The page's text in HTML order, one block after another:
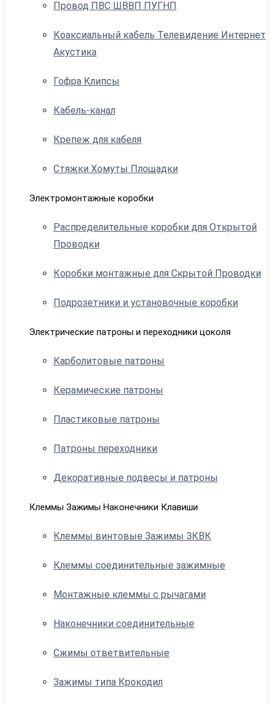
Провод ПВС ШВВП ПУГНП
Коаксиальный кабель Телевидение Интернет
Акустика
Гофра Клипсы
Кабель-канал
Крепеж для кабеля
Стяжки Хомуты Площадки
Электромонтажные коробки
Распределительные коробки для Открытой
Проводки
Коробки монтажные для Скрытой Проводки
Подрозетники и установочные коробки
Электрические патроны и переходники цоколя
Карболитовые патроны
Керамические патроны
Пластиковые патроны
Патроны переходники
Декоративные подвесы и патроны
Клеммы Зажимы Наконечники Клавиши
Клеммы винтовые Зажимы ЗКВК
Клеммы соединительные зажимные
Монтажные клеммы с рычагами
Наконечники соединительные
Сжимы ответвительные
Зажимы типа Крокодил